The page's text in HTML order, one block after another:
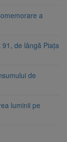
a
de lângă Piața
de
luminii pe